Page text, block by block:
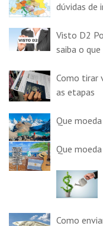
dúvidas de
Visto D2
saiba o que
Como tirar
as etapas
Que
Que
Como